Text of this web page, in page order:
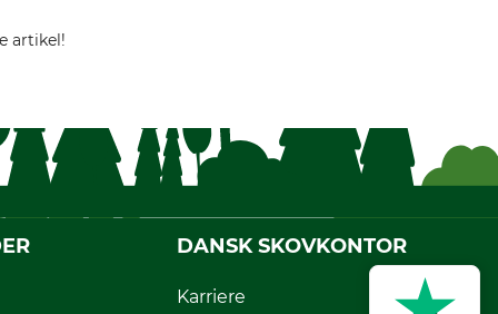
artikel!
DANSK SKOVKONTOR
Karriere